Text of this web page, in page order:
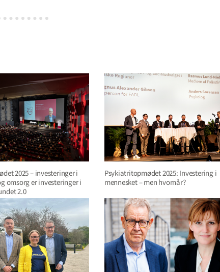
2025 – investeringer i
omsorg er investeringer i
2.0
Psykiatritopmødet 2025: Investering i
mennesket – men hvornår?